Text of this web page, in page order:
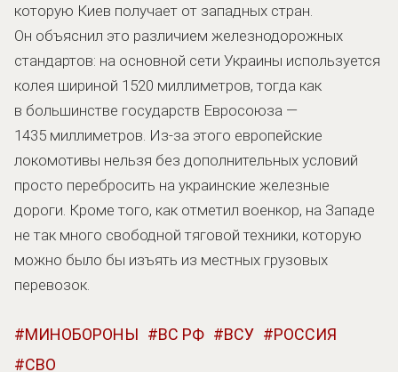
которую Киев получает от западных стран.
Он объяснил это различием железнодорожных
стандартов: на основной сети Украины используется
колея шириной 1520 миллиметров, тогда как
в большинстве государств Евросоюза —
1435 миллиметров. Из-за этого европейские
локомотивы нельзя без дополнительных условий
просто перебросить на украинские железные
дороги. Кроме того, как отметил военкор, на Западе
не так много свободной тяговой техники, которую
можно было бы изъять из местных грузовых
перевозок.
МИНОБОРОНЫ ВС РФ ВСУ
РОССИЯ
СВО